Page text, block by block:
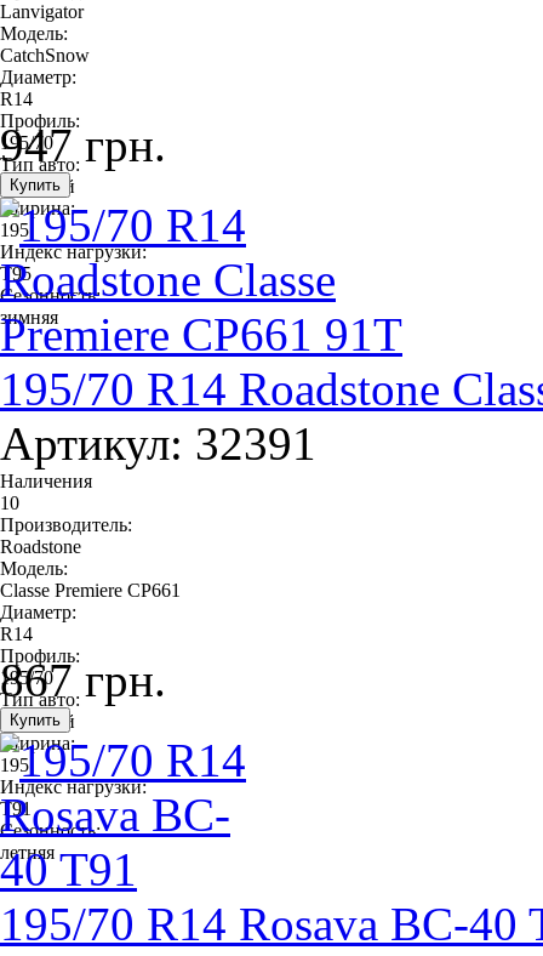
Lanvigator
Модель:
CatchSnow
Диаметр:
R14
Профиль:
195/70
Тип авто:
легковой
Ширина:
195
Индекс нагрузки:
T95
Сезонность:
зимняя
947 грн.
195/70 R14 Roadstone
Артикул: 32391
Наличения
10
Производитель:
Roadstone
Модель:
Classe Premiere CP661
Диаметр:
R14
Профиль:
195/70
Тип авто:
легковой
Ширина:
195
Индекс нагрузки:
T91
Сезонность:
летняя
867 грн.
195/70 R14 Rosava BC-40